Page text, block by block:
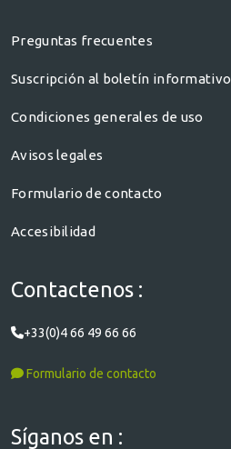
Preguntas frecuentes
Suscripción al boletín informativo
Condiciones generales de uso
Avisos legales
Formulario de contacto
Accesibilidad
Contactenos :
+33(0)4 66 49 66 66
Formulario de contacto
Síganos en :